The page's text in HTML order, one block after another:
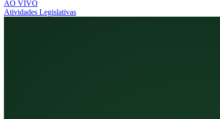
AO VIVO
Atividades Legislativas